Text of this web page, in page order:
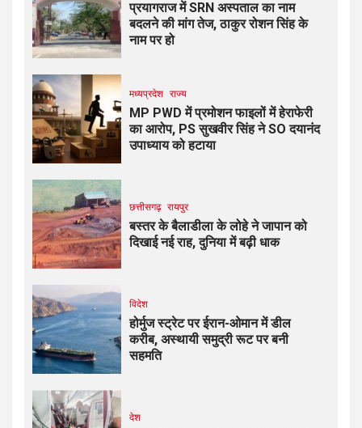
प्रयागराज में SRN अस्पताल का नाम
बदलने की मांग तेज, ठाकुर रोशन सिंह के
नाम पर हो
मध्यप्रदेश राज्य
MP PWD में प्रमोशन फाइलों में हेराफेरी
का आरोप, PS सुखवीर सिंह ने SO दयानंद
उपाध्याय को हटाया
छत्तीसगढ़ रायपुर
बस्तर के बैलाडीला के लोहे ने जापान को
दिखाई नई राह, दुनिया में बढ़ी धाक
विदेश
होर्मुज स्ट्रेट पर ईरान-ओमान में डील
करीब, अस्थायी समुद्री रूट पर बनी
सहमति
देश